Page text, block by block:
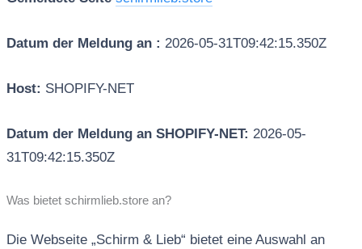
Datum der Meldung an : 2026-05-31T09:42:15.350Z
Host: SHOPIFY-NET
Datum der Meldung an SHOPIFY-NET: 2026-05-
31T09:42:15.350Z
Was bietet schirmlieb.store an?
Die Webseite „Schirm & Lieb“ bietet eine Auswahl an